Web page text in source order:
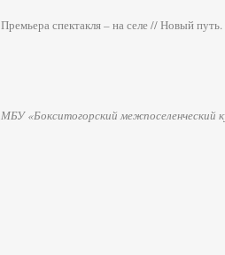
Премьера спектакля – на селе // Новый
МБУ «Бокситогорский межпоселенческий